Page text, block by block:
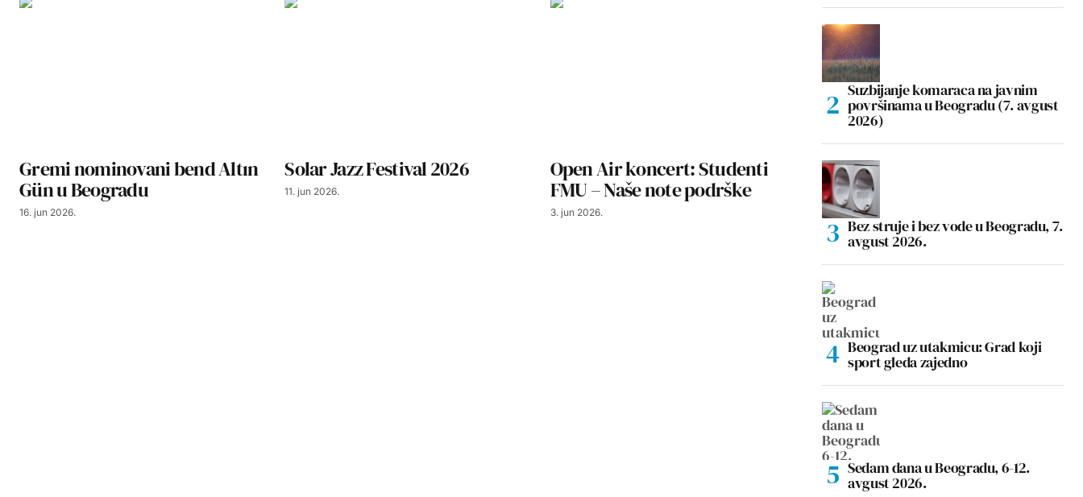
Gremi nominovani bend Altın
Gün u Beogradu
16. jun 2026.
Solar Jazz Festival 2026
11. jun 2026.
Open Air koncert: Studenti
FMU – Naše note podrške
3. jun 2026.
Suzbijanje komaraca na javnim
površinama u Beogradu (7. avgust
2026)
Bez struje i bez vode u Beogradu, 7.
avgust 2026.
Beograd uz utakmicu: Grad koji
sport gleda zajedno
Sedam dana u Beogradu, 6-12.
avgust 2026.